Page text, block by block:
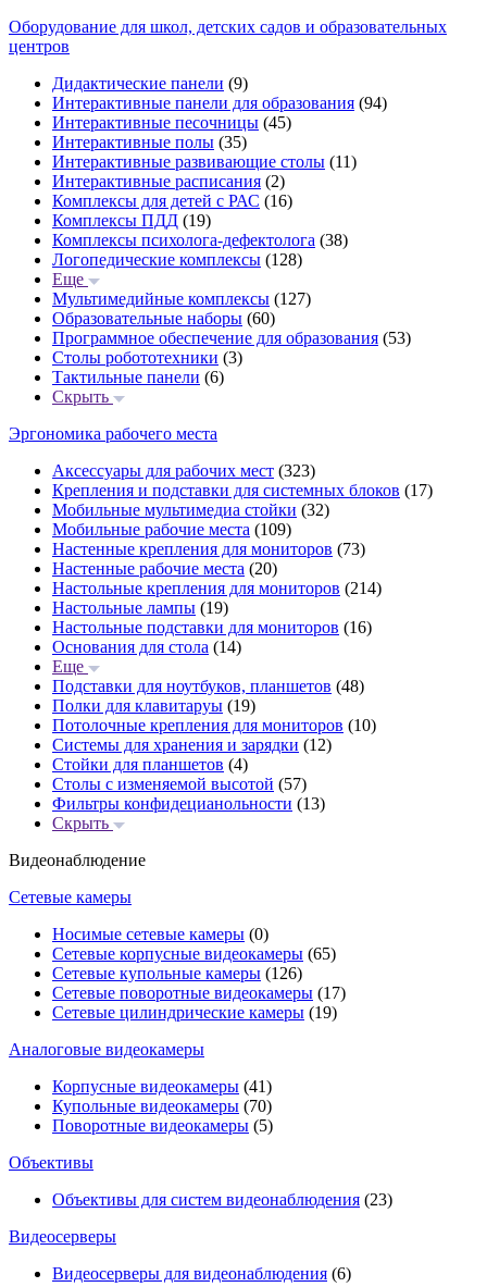
Оборудование для школ, детских садов и образовательных
центров
Дидактические панели (9)
Интерактивные панели для образования (94)
Интерактивные песочницы (45)
Интерактивные полы (35)
Интерактивные развивающие столы (11)
Интерактивные расписания (2)
Комплексы для детей с РАС (16)
Комплексы ПДД (19)
Комплексы психолога-дефектолога (38)
Логопедические комплексы (128)
Еще
Мультимедийные комплексы (127)
Образовательные наборы (60)
Программное обеспечение для образования (53)
Столы робототехники (3)
Тактильные панели (6)
Скрыть
Эргономика рабочего места
Аксессуары для рабочих мест (323)
Крепления и подставки для системных блоков (17)
Мобильные мультимедиа стойки (32)
Мобильные рабочие места (109)
Настенные крепления для мониторов (73)
Настенные рабочие места (20)
Настольные крепления для мониторов (214)
Настольные лампы (19)
Настольные подставки для мониторов (16)
Основания для стола (14)
Еще
Подставки для ноутбуков, планшетов (48)
Полки для клавитаруы (19)
Потолочные крепления для мониторов (10)
Системы для хранения и зарядки (12)
Стойки для планшетов (4)
Столы с изменяемой высотой (57)
Фильтры конфидецианольности (13)
Скрыть
Видеонаблюдение
Сетевые камеры
Носимые сетевые камеры (0)
Сетевые корпусные видеокамеры (65)
Сетевые купольные камеры (126)
Сетевые поворотные видеокамеры (17)
Сетевые цилиндрические камеры (19)
Аналоговые видеокамеры
Корпусные видеокамеры (41)
Купольные видеокамеры (70)
Поворотные видеокамеры (5)
Объективы
Объективы для систем видеонаблюдения (23)
Видеосерверы
Видеосерверы для видеонаблюдения (6)